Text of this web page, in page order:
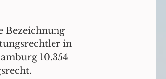
Bergedorf
Bezeichnung
in
10.354